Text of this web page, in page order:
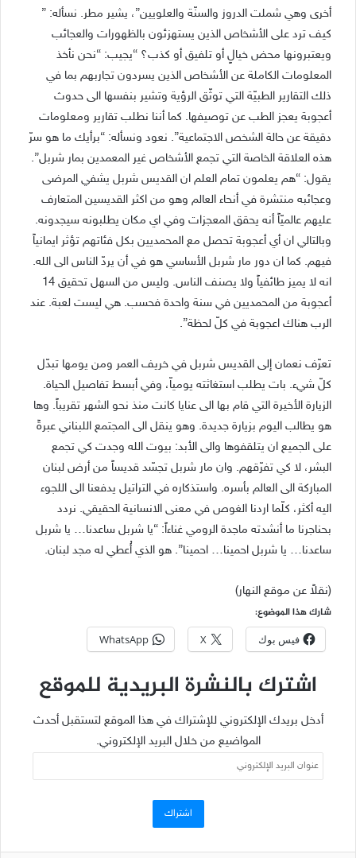
أخرى وهي شملت الدروز والسنّة والعلويين”، يشير مطر. نسأله: ”
كيف ترد على الأشخاص الذين يستهزئون بالظهورات والعجائب
ويعتبرونها محض خيالٍ أو تلفيق أو كذب؟ “يجيب: “نحن نأخذ
المعلومات الكاملة عن الأشخاص الذين يسردون تجاربهم بما في
ذلك التقارير الطبيّة التي توثّق الرؤية وتشير بنفسها الى حدوث
أعجوبة يعجز الطب عن توصيفها. كما أننا نطلب تقارير ومعلومات
دقيقة عن حالة الشخص الاجتماعية”. نعود ونسأله: “برأيك ما هو سرّ
هذه العلاقة الخاصة التي تجمع الأشخاص غير المعمدين بمار شربل”.
يقول: “هم يعلمون تمام العلم ان القديس شربل يشفي المرضى
وعجائبه منتشرة في أنحاء العالم وهو من اكثر القديسين المتعارف
عليهم عالميّاً أنه يحقق المعجزات وفي اي مكان يطلبونه سيجدونه.
وبالتالي ان أي أعجوبة تحصل مع المحمديين بكل فئاتهم تؤثر ايمانياً
فيهم. كما ان دور مار شربل الأساسي هو في أن يردّ الناس الى الله.
انه لا يميز طائفياً ولا يصنف الناس. وليس من السهل تحقيق 14
أعجوبة من المحمديين في سنة واحدة فحسب. هي ليست لعبة. عند
الرب هناك اعجوبة في كلّ لحظة”.
تعرّف نعمان إلى القديس شربل في خريف العمر ومن يومها تبدّل
كلّ شيء. بات يطلب استغاثته يومياّ، وفي أبسط تفاصيل الحياة.
الزيارة الأخيرة التي قام بها الى عنايا كانت منذ نحو الشهر تقريباً. وها
هو يطالب اليوم بزيارة جديدة. وهو ينقل الى المجتمع اللبناني عبرةً
على الجميع ان يتلقفوها والى الأبد: بيوت الله وجدت كي تجمع
البشر، لا كي تفرّقهم. وان مار شربل تجسّد قديساً من أرض لبنان
المباركة الى العالم بأسره. واستذكاره في التراتيل يدفعنا الى اللجوء
اليه أكثر، كلّما اردنا الغوص في معنى الانسانية الحقيقي. نردد
بحناجرنا ما أنشدته ماجدة الرومي غناءاً: “يا شربل ساعدنا… يا شربل
ساعدنا… يا شربل احمينا… احمينا”. هو الذي أُعطي له مجد لبنان.
(نقلاً عن موقع النهار)
شارك هذا الموضوع:
فيس بوك X
WhatsApp
اشترك بالنشرة البريدية للموقع
أدخل بريدك الإلكتروني للإشتراك في هذا الموقع لتستقبل أحدث
المواضيع من خلال البريد الإلكتروني.
عنوان
البريد
اشتراك